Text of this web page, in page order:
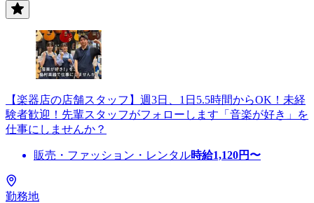
【楽器店の店舗スタッフ】週3日、1日5.5時間からOK！未経
験者歓迎！先輩スタッフがフォローします「音楽が好き」を
仕事にしませんか？
販売・ファッション・レンタル時給1,120円〜
勤務地